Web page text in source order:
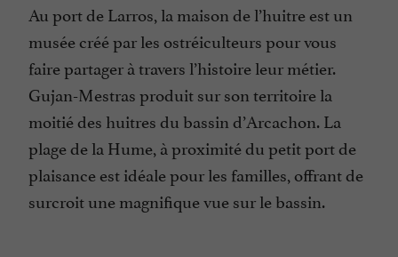
Au port de Larros, la maison de l’huitre est un
musée créé par les ostréiculteurs pour vous
faire partager à travers l’histoire leur métier.
Gujan-Mestras produit sur son territoire la
moitié des huitres du bassin d’Arcachon. La
plage de la Hume, à proximité du petit port de
plaisance est idéale pour les familles, offrant de
surcroit une magnifique vue sur le bassin.